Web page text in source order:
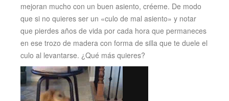
mejoran mucho con un buen asiento, créeme. De modo
que si no quieres ser un «culo de mal asiento» y notar
que pierdes años de vida por cada hora que permaneces
en ese trozo de madera con forma de silla que te duele el
culo al levantarse. ¿Qué más quieres?